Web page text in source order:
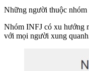
Những người thuộc nhóm
Nhóm INFJ có xu hướng
với mọi người xung